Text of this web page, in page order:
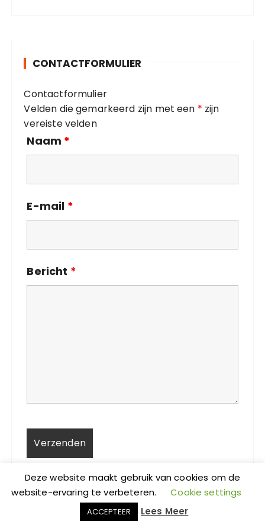
r
e
ë
n
CONTACTFORMULIER
Contactformulier
Velden die gemarkeerd zijn met een * zijn
vereiste velden
Naam *
E-mail *
Bericht *
Deze website maakt gebruik van cookies om de
website-ervaring te verbeteren.
Cookie settings
ACCEPTEER Lees Meer